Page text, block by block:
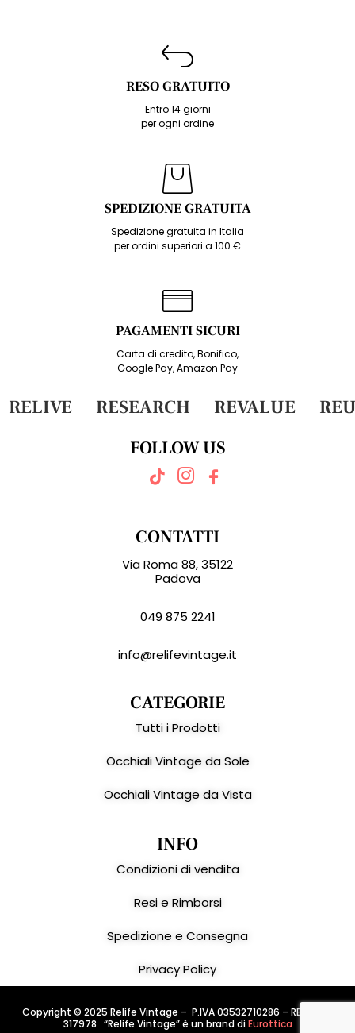
RESO GRATUITO
Entro 14 giorni
per ogni ordine
SPEDIZIONE GRATUITA
Spedizione gratuita in Italia
per ordini superiori a 100 €
PAGAMENTI SICURI
Carta di credito, Bonifico,
Google Pay, Amazon Pay
RESEARCH REVALUE
INFO
Condizioni di vendita
Resi e Rimborsi
Spedizione e Consegna
Privacy Policy
CATEGORIE
Tutti i Prodotti
Occhiali Vintage da Sole
Occhiali Vintage da Vista
CONTATTI
Via Roma 88, 35122
Padova
049 875 2241
info@relifevintage.it
FOLLOW US
Copyright © 2025 Relife Vintage – P.IVA 03532710286 – REA: PD –
317978 “Relife Vintage” è un brand diEurottica